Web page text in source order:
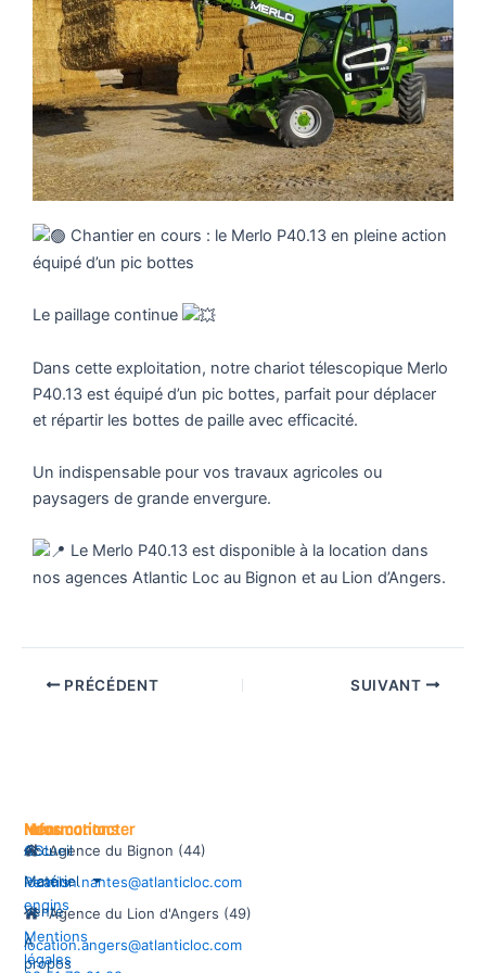
Chantier en cours : le Merlo P40.13 en pleine action
équipé d’un pic bottes
Le paillage continue
Dans cette exploitation, notre chariot télescopique Merlo
P40.13 est équipé d’un pic bottes, parfait pour déplacer
et répartir les bottes de paille avec efficacité.
Un indispensable pour vos travaux agricoles ou
paysagers de grande envergure.
Le Merlo P40.13 est disponible à la location dans
nos agences Atlantic Loc au Bignon et au Lion d’Angers.
PRÉCÉDENT SUIVANT
Informations
CGL
Permis
engins
Mentions
légales
Menu
Accueil
Matériel
Vente
À
propos
Nous contacter
Agence du Bignon (44)
location.nantes@atlanticloc.com
Agence du Lion d'Angers (49)
location.angers@atlanticloc.com